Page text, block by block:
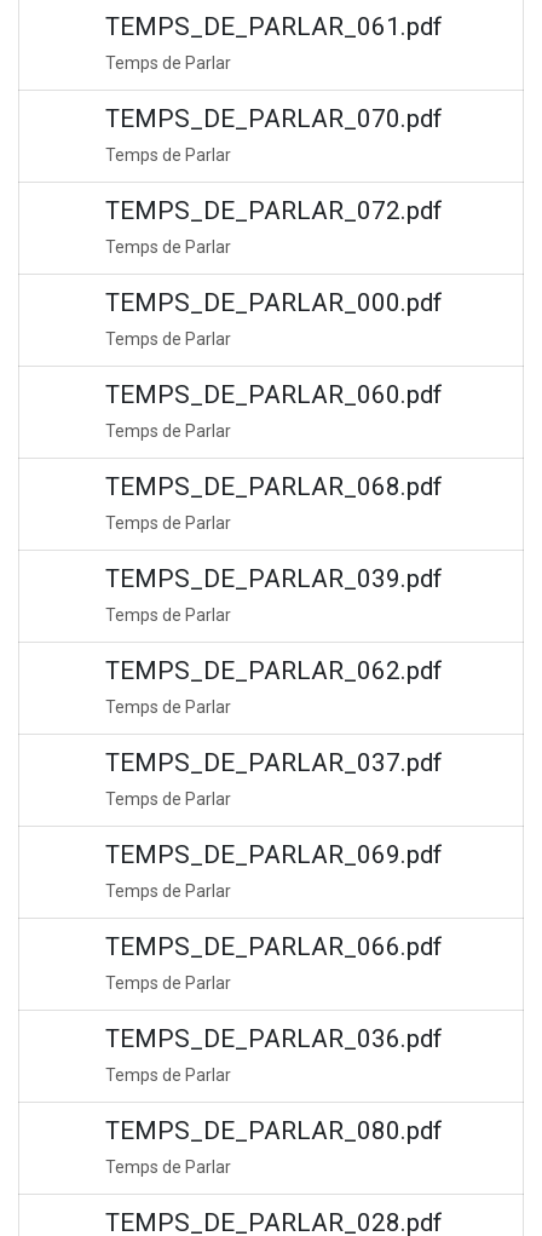
TEMPS_DE_PARLAR_061.pdf
Temps de Parlar
TEMPS_DE_PARLAR_070.pdf
Temps de Parlar
TEMPS_DE_PARLAR_072.pdf
Temps de Parlar
TEMPS_DE_PARLAR_000.pdf
Temps de Parlar
TEMPS_DE_PARLAR_060.pdf
Temps de Parlar
TEMPS_DE_PARLAR_068.pdf
Temps de Parlar
TEMPS_DE_PARLAR_039.pdf
Temps de Parlar
TEMPS_DE_PARLAR_062.pdf
Temps de Parlar
TEMPS_DE_PARLAR_037.pdf
Temps de Parlar
TEMPS_DE_PARLAR_069.pdf
Temps de Parlar
TEMPS_DE_PARLAR_066.pdf
Temps de Parlar
TEMPS_DE_PARLAR_036.pdf
Temps de Parlar
TEMPS_DE_PARLAR_080.pdf
Temps de Parlar
TEMPS_DE_PARLAR_028.pdf